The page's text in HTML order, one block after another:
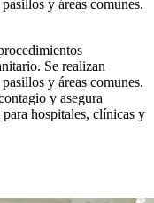
y áreas comunes.
Se realizan
y áreas comunes.
y asegura
hospitales, clínicas y